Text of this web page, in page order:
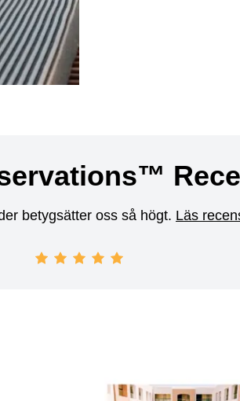
betygsätter oss så högt. Läs
5 out of 5 stars